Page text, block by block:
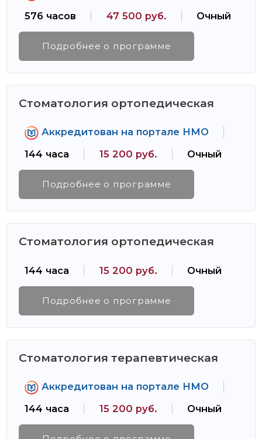
576 часов
47 500 руб. Очный
Подробнее о программе
Стоматология ортопедическая
Аккредитован на портале НМО
144 часа
15 200 руб. Очный
Подробнее о программе
Стоматология ортопедическая
144 часа 15 200 руб. Очный
Подробнее о программе
Стоматология терапевтическая
Аккредитован на портале НМО
144 часа
15 200 руб. Очный